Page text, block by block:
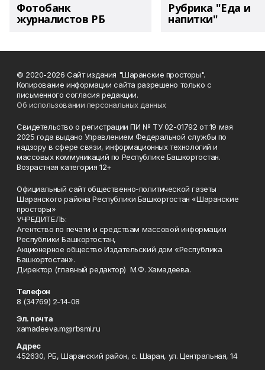
Фотобанк
журналистов РБ
Рубрика "Еда и
напитки"
© 2020-2026 Сайт издания "Шаранские просторы".
Копирование информации сайта разрешено только с
письменного согласия редакции.
Об использовании персональных данных
Свидетельство о регистрации ПИ № ТУ 02-01792 от 19 мая
2025 года выдано Управлением Федеральной службы по
надзору в сфере связи, информационных технологий и
массовых коммуникаций по Республике Башкортостан.
Возрастная категория 12+
Официальный сайт общественно-политической газеты
Шаранского района Республики Башкортостан «Шаранские
просторы»
УЧРЕДИТЕЛЬ:
Агентство по печати и средствам массовой информации
Республики Башкортостан,
Акционерное общество Издательский дом «Республика
Башкортостан».
Директор (главный редактор) М.Ф. Хамадеева.
Телефон
8 (34769) 2-14-08
Эл. почта
xamadeeva.m@rbsmi.ru
Адрес
452630, РБ, Шаранский район, с. Шаран, ул. Центральная, 14